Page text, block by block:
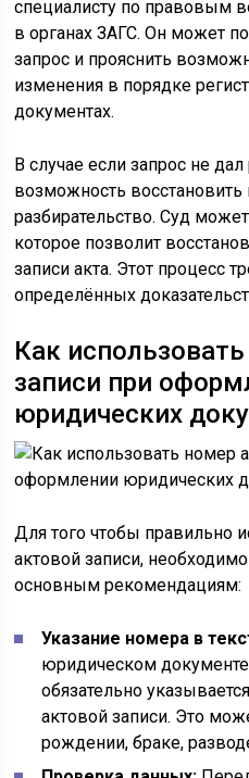
специалисту по правовым
в органах ЗАГС. Он может
запрос и прояснить
изменения в порядке
документах.
В случае если запрос не дал
возможность
разбирательство. Суд
которое позволит
записи акта. Этот процесс
определённых
Как
записи при
юридических
Для того чтобы правильно
актовой записи,
основным рекомендациям:
Указание номера в
юридическом
обязательно
актовой записи. Это
рождении, браке,